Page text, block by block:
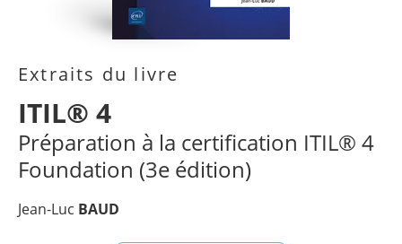
Extraits du livre
ITIL® 4
Préparation à la certification ITIL® 4
Foundation (3e édition)
Jean-Luc BAUD